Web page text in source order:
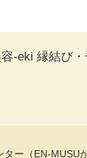
-eki 縁結び
ター（EN-MUSU